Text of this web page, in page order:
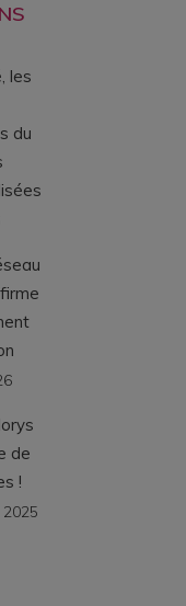
les
du
de
!